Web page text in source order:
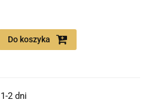
Do koszyka
1-2 dni